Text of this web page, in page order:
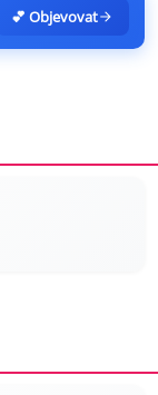
💕 Objevovat